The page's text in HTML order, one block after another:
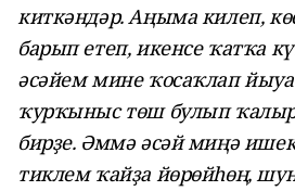
киткәндәр. Аңыма килеп,
барып етеп, икенсе ҡатҡа
әсәйем мине ҡосаҡлап
ҡурҡыныс төш булып
бирҙе. Әммә әсәй миңә
тиклем ҡайҙа йөрөйһөң,